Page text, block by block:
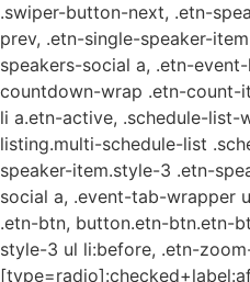
.swiper-button-next, .etn-
prev, .etn-single-speaker-
speakers-social a, .etn-
countdown-wrap .etn-count-
li a.etn-active, .schedule-list-
listing.multi-schedule-list
speaker-item.style-3 .etn-
social a, .event-tab-wrapper
.etn-btn, button.etn-btn.etn-
style-3 ul li:before, .etn-